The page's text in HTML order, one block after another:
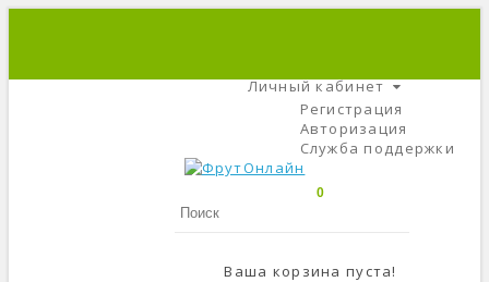
Личный кабинет
Регистрация
Авторизация
Служба поддержки
0
Ваша корзина пуста!